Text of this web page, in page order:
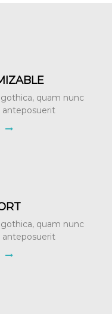
quam nunc
anteposuerit
quam nunc
anteposuerit